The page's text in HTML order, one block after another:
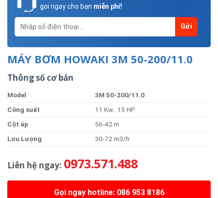
gọi ngay cho bạn miễn phí!
MÁY BƠM HOWAKI 3M 50-200/11.0
Thông số cơ bản
Model 3M 50-200/11.0
Công suất
11 Kw; 15 HP
Cột áp
56-42 m
Lưu Lượng
30-72 m3/h
Liên hệ ngay: 0973.571.488
Gọi ngay hotline: 086 953 8186